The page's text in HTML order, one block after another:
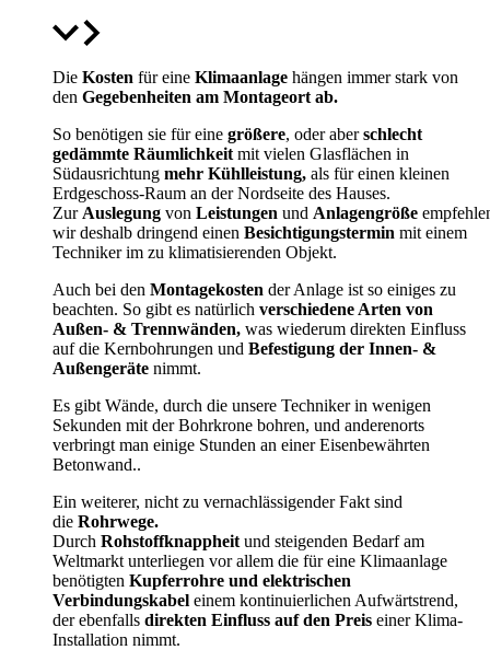
Die Kosten für eine Klimaanlage hängen immer stark von
den Gegebenheiten am Montageort ab.
So benötigen sie für eine größere, oder aberschlecht
gedämmte Räumlichkeit mit vielen Glasflächen in
Südausrichtung mehr Kühlleistung, als für einen kleinen
Erdgeschoss-Raum an der Nordseite des Hauses.
Zur Auslegung von Leistungen und Anlagengröße
wir deshalb dringend einen Besichtigungstermin mit einem
Techniker im zu klimatisierenden Objekt.
Auch bei den Montagekosten der Anlage ist so einiges zu
beachten. So gibt es natürlich verschiedene Arten von
Außen- & Trennwänden, was wiederum direkten Einfluss
auf die Kernbohrungen und Befestigung der Innen- &
Außengeräte nimmt.
Es gibt Wände, durch die unsere Techniker in wenigen
Sekunden mit der Bohrkrone bohren, und anderenorts
verbringt man einige Stunden an einer Eisenbewährten
Betonwand..
Ein weiterer, nicht zu vernachlässigender Fakt sind
die Rohrwege.
Durch Rohstoffknappheit und steigenden Bedarf am
Weltmarkt unterliegen vor allem die für eine Klimaanlage
benötigten Kupferrohre und elektrischen
Verbindungskabel einem kontinuierlichen Aufwärtstrend,
der ebenfalls direkten Einfluss auf den Preis einer Klima-
Installation nimmt.